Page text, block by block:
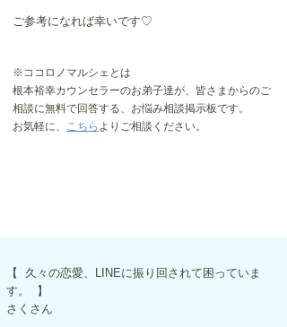
ご参考になれば幸いです♡
※ココロノマルシェとは
根本裕幸カウンセラーのお弟子達が、皆さまからのご
相談に無料で回答する、お悩み相談掲示板です。
お気軽に、
こちら よりご相談ください。
【  久々の恋愛、LINEに振り回されて困っていま
す。  】
さくさん